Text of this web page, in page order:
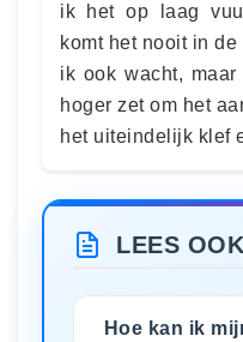
ik het op laag
komt het nooit in
ik ook wacht,
hoger zet om het
het uiteindelijk klef
LEES OOK
Hoe kan ik